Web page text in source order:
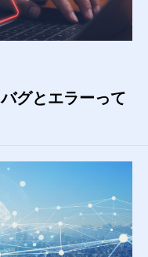
グとエラーって